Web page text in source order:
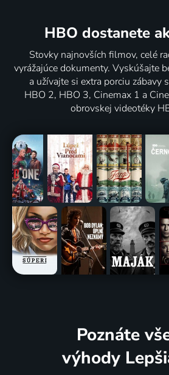
HBO dostanete
Stovky najnovších filmov, celé
vyrážajúce dokumenty. Vyskúšajte
a užívajte si extra porciu zábavy
HBO 2, HBO 3, Cinemax 1 a
obrovskej videotéky
Poznáte
výhody